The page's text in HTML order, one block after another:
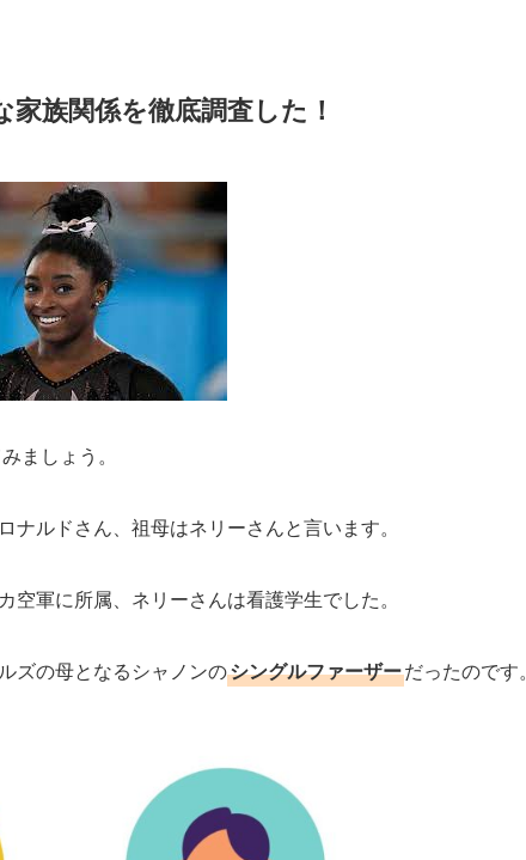
族関係を徹底調査した！
ましょう。
ルドさん、祖母はネリーさんと言います。
軍に所属、ネリーさんは看護学生でした。
ズの母となるシャノンのシングルファーザーだったのです。